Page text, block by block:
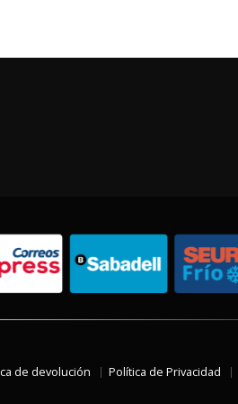
de devolución Política de Privacidad